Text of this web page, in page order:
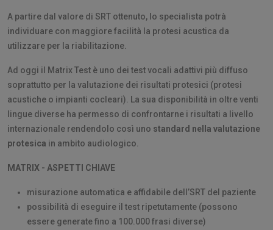
A partire dal valore di SRT ottenuto, lo specialista potrà
individuare con maggiore facilità la protesi acustica da
utilizzare per la riabilitazione.
Ad oggi il Matrix Test è uno dei test vocali adattivi più diffuso
soprattutto per la valutazione dei risultati protesici (protesi
acustiche o impianti cocleari). La sua disponibilità in oltre venti
lingue diverse ha permesso di confrontarne i risultati a livello
internazionale rendendolo così uno standard nella valutazione
protesica in ambito audiologico.
MATRIX - ASPETTI CHIAVE
misurazione automatica e affidabile dell’SRT del paziente
possibilità di eseguire il test ripetutamente (possono
essere generate fino a 100.000 frasi diverse)